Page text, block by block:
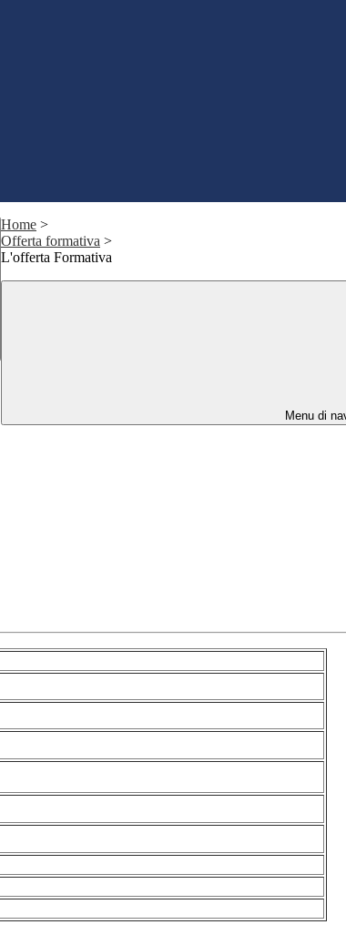
Home >
Offerta formativa >
L'offerta Formativa
Menu di